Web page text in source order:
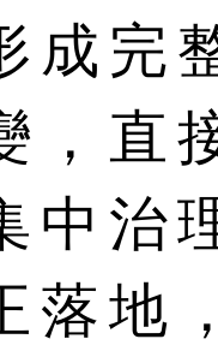
成完
，直
中治
落地